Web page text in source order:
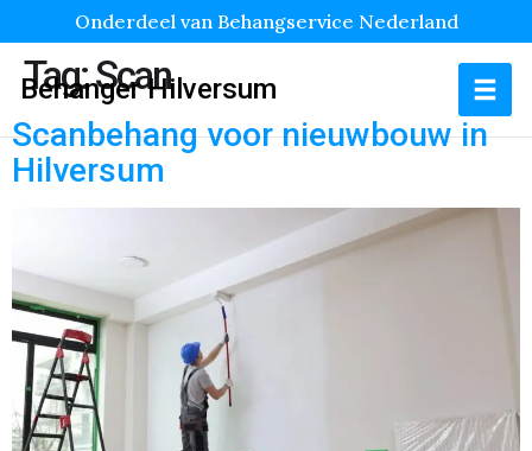
Onderdeel van Behangservice Nederland
Behanger Hilversum
Tag:Scan
Scanbehang voor nieuwbouw in
Hilversum